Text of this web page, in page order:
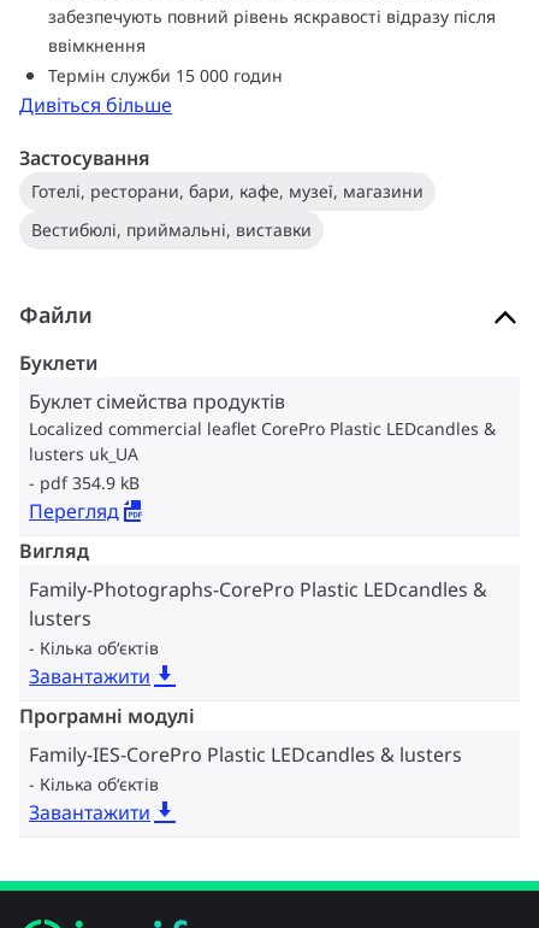
забезпечують повний рівень яскравості відразу після
ввімкнення
Термін служби 15 000 годин
Дивіться більше
Застосування
Готелі, ресторани, бари, кафе, музеї, магазини
Вестибюлі, приймальні, виставки
Файли
Буклети
Буклет сімейства продуктів
Localized commercial leaflet CorePro Plastic LEDcandles &
lusters uk_UA
pdf 354.9 kB
Перегляд
Вигляд
Family-Photographs-CorePro Plastic LEDcandles &
lusters
Кілька об‘єктів
Завантажити
Програмні модулі
Family-IES-CorePro Plastic LEDcandles & lusters
Кілька об‘єктів
Завантажити